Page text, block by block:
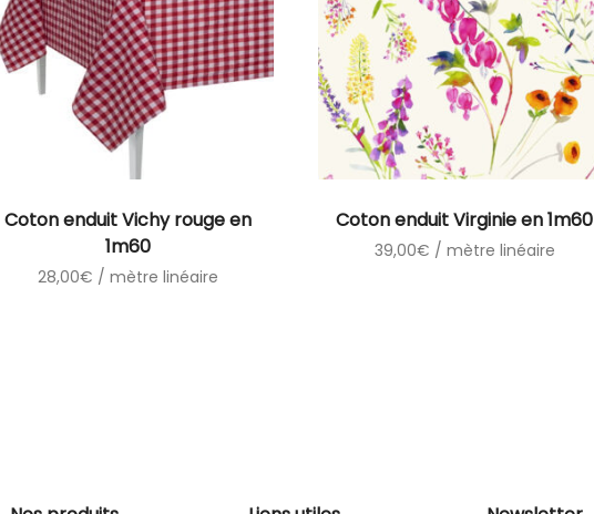
Coton enduit Vichy rouge en
1m60
28,00€ / mètre linéaire
Coton enduit Virginie en 1m60
39,00€ / mètre linéaire